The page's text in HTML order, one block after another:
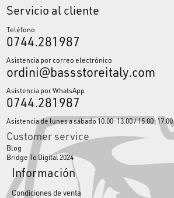
Servicio al cliente
Teléfono
0744.281987
Asistencia por correo electrónico
ordini@bassstoreitaly.com
Asistencia por WhatsApp
0744.281987
Asistencia de lunes a sábado 10.00-13.00 / 15.00-17.00
Customer service
Blog
Bridge To Digital 2024
Información
Condiciones de venta